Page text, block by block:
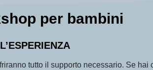
per bambini
tutto il supporto necessario. Se